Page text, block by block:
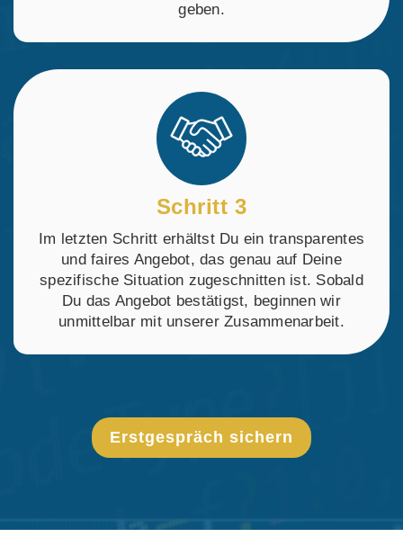
geben.
Schritt 3
Im letzten Schritt erhältst Du ein transparentes
und faires Angebot, das genau auf Deine
spezifische Situation zugeschnitten ist. Sobald
Du das Angebot bestätigst, beginnen wir
unmittelbar mit unserer Zusammenarbeit.
Erstgespräch sichern